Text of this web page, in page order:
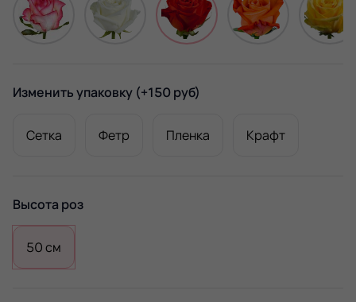
Изменить упаковку (+150 руб)
Сетка Фетр Пленка Крафт
Высота роз
50 см